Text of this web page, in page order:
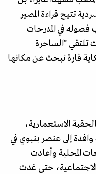
تتيح قراءة المصير
فصوله في المدرجات
"الساحرة
قارة تبحث عن مكانها
الاستعمارية،
إلى عنصر بنيوي في
المحلية وأعادت
حتى غدت